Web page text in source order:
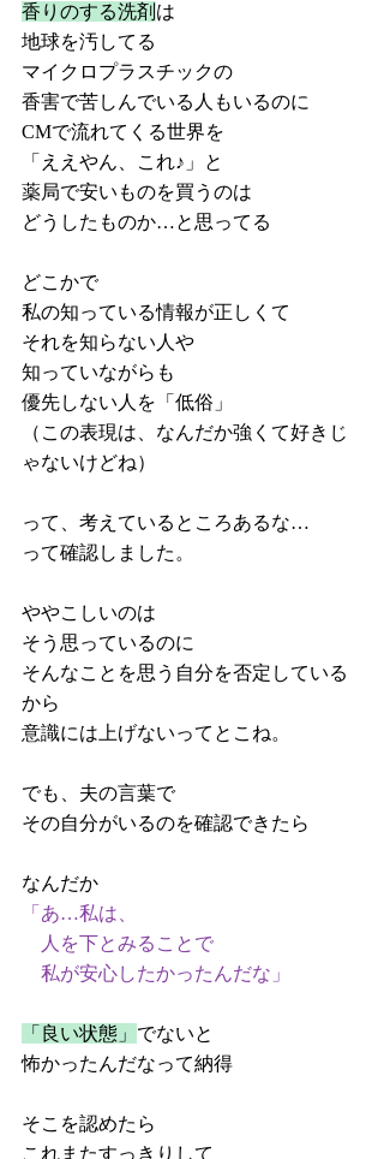
香りのする洗剤 は
地球を汚してる
マイクロプラスチックの
香害で苦しんでいる人もいるのに
CMで流れてくる世界を
「ええやん、これ♪」と
薬局で安いものを買うのは
どうしたものか…と思ってる
どこかで
私の知っている情報が正しくて
それを知らない人や
知っていながらも
優先しない人を「低俗」
（この表現は、なんだか強くて好きじ
ゃないけどね）
って、考えているところあるな…
って確認しました。
ややこしいのは
そう思っているのに
そんなことを思う自分を否定している
から
意識には上げないってとこね。
でも、夫の言葉で
その自分がいるのを確認できたら
なんだか
「あ…私は、
人を下とみることで
私が安心したかったんだな」
「良い状態」 でないと
怖かったんだなって納得
そこを認めたら
これまたすっきりして